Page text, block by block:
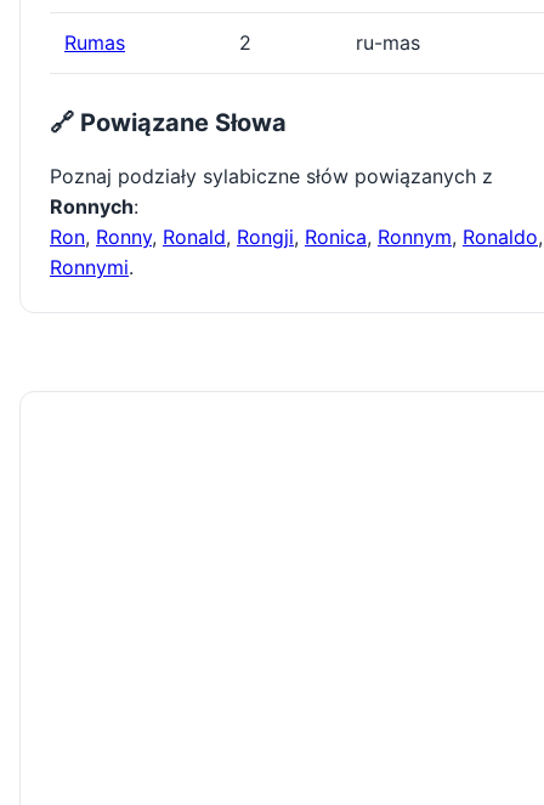
Rumas 2 ru-mas
🔗 Powiązane Słowa
Poznaj podziały sylabiczne słów powiązanych z
Ronnych:
Ron, Ronny, Ronald, Rongji, Ronica, Ronnym, Ronaldo,
Ronnymi.